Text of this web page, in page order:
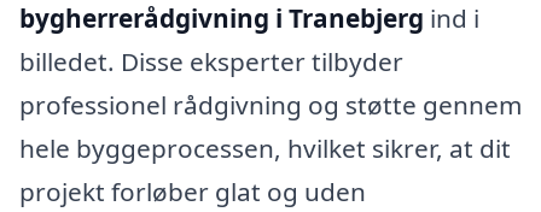
bygherrerådgivning i Tranebjerg ind i
billedet. Disse eksperter tilbyder
professionel rådgivning og støtte gennem
hele byggeprocessen, hvilket sikrer, at dit
projekt forløber glat og uden